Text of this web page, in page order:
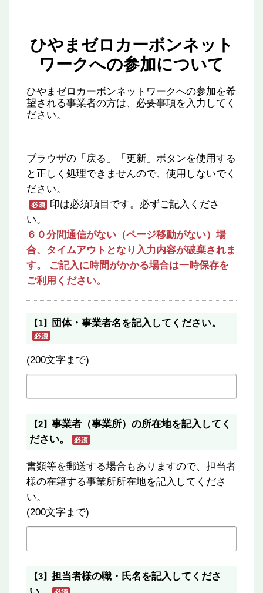
ひやまゼロカーボンネット
ワークへの参加について
ひやまゼロカーボンネットワークへの参加を希
望される事業者の方は、必要事項を入力してく
ださい。
ブラウザの「戻る」「更新」ボタンを使用する
と正しく処理できませんので、使用しないでく
ださい。
印は必須項目です。必ずご記入くださ
い。
６０分間通信がない（ページ移動がない）場
合、タイムアウトとなり入力内容が破棄されま
す。 ご記入に時間がかかる場合は一時保存を
ご利用ください。
【1】 団体・事業者名を記入してください。
(200文字まで)
【2】 事業者（事業所）の所在地を記入してく
ださい。
書類等を郵送する場合もありますので、担当者
様の在籍する事業所所在地を記入してくださ
い。
(200文字まで)
【3】 担当者様の職・氏名を記入してくださ